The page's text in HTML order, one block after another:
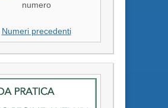
numero
Numeri precedenti